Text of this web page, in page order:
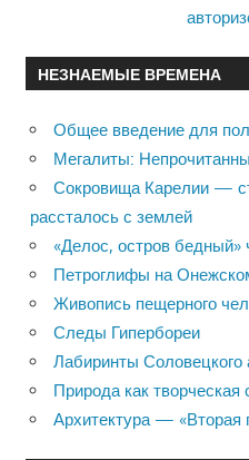
НЕЗНАЕМЫЕ ВРЕМЕНА
Общее введение для
Мегалиты:
Сокровища Карелии —
рассталось с землей
«Делос, остров бедный»
Петроглифы на
Живопись пещерного
Следы Гипербореи
Лабиринты Соловецкого
Природа как творческая
Архитектура — «Вторая